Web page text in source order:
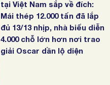
tại Việt Nam sắp về đích:
Mái thép 12.000 tấn đã lắp
đủ 13/13 nhịp, nhà biểu diễn
4.000 chỗ lớn hơn nơi trao
giải Oscar dần lộ diện